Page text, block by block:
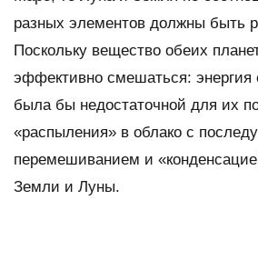
разных элементов должны быть
Поскольку вещество обеих
эффективно смешаться: энергия
была бы недостаточной для их
«распыления» в облако с
перемешиванием и
Земли и Луны.